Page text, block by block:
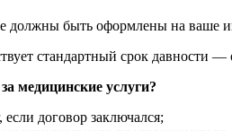
должны быть оформлены на ваше
стандартный срок давности
медицинские услуги?
договор заключался;